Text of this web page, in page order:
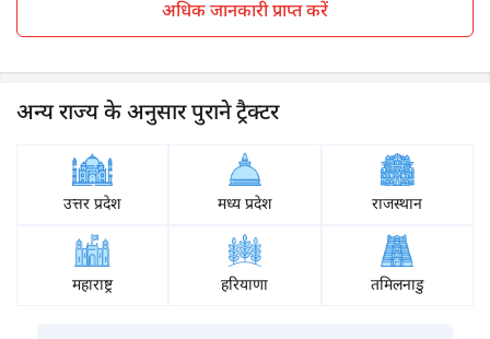
अधिक जानकारी प्राप्त करें
अन्य राज्य के अनुसार पुराने ट्रैक्टर
उत्तर प्रदेश मध्य प्रदेश राजस्थान
महाराष्ट्र हरियाणा तमिलनाडु